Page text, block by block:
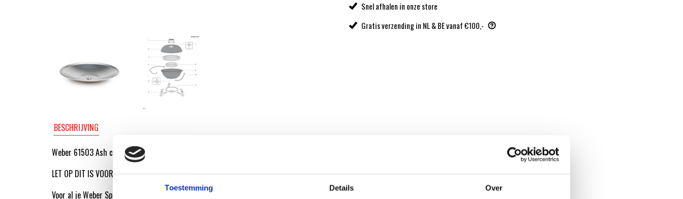
Toestemming Details Over
BESCHRIJVING
Weber 61503 Ash catcher, Jumbo Joe ’13.
LET OP DIT IS VOOR EEN WEBER JUMBO JOE BARBECUE.
Voor al je Weber Spare-Part onderdelen ga je naar de Weber Original Store.
Snel afhalen in onze store
Gratis verzending in NL & BE vanaf €100,-